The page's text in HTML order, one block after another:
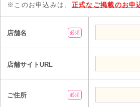
※このお申込みは、 正式なご掲載のお申
店舗名 必須
店舗サイトURL
ご住所 必須